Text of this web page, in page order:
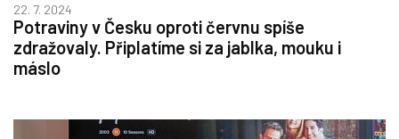
22. 7. 2024
Potraviny v Česku oproti červnu spíše
zdražovaly. Připlatíme si za jablka, mouku i
máslo